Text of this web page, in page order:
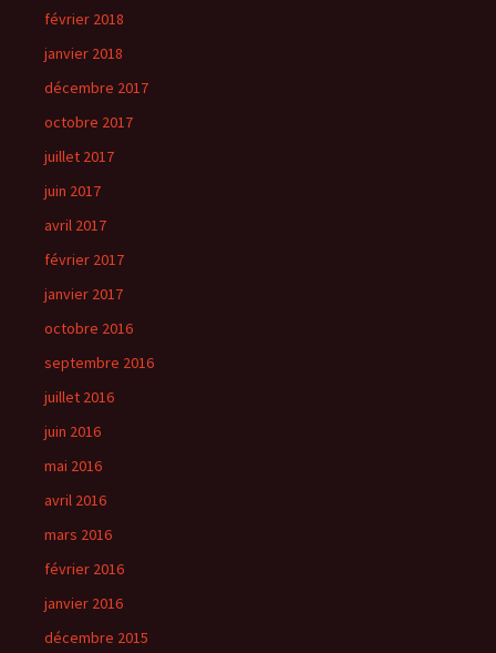
février 2018
janvier 2018
décembre 2017
octobre 2017
juillet 2017
juin 2017
avril 2017
février 2017
janvier 2017
octobre 2016
septembre 2016
juillet 2016
juin 2016
mai 2016
avril 2016
mars 2016
février 2016
janvier 2016
décembre 2015